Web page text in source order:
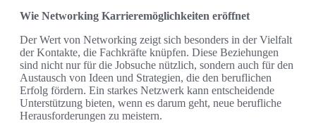
Wie Networking Karrieremöglichkeiten eröffnet
Der Wert von Networking zeigt sich besonders in der Vielfalt
der Kontakte, die Fachkräfte knüpfen. Diese Beziehungen
sind nicht nur für die Jobsuche nützlich, sondern auch für den
Austausch von Ideen und Strategien, die den beruflichen
Erfolg fördern. Ein starkes Netzwerk kann entscheidende
Unterstützung bieten, wenn es darum geht, neue berufliche
Herausforderungen zu meistern.